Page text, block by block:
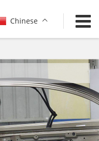
Chinese